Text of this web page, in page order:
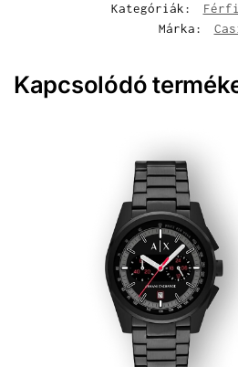
Kategóriák:
Férfi
Márka:
Kapcsolódó